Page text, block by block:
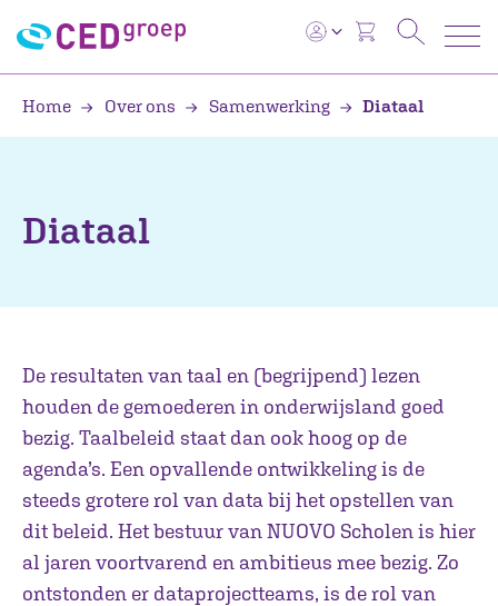
Home Over ons Samenwerking Diataal
Diataal
De resultaten van taal en (begrijpend) lezen
houden de gemoederen in onderwijsland goed
bezig. Taalbeleid staat dan ook hoog op de
agenda’s. Een opvallende ontwikkeling is de
steeds grotere rol van data bij het opstellen van
dit beleid. Het bestuur van NUOVO Scholen is hier
al jaren voortvarend en ambitieus mee bezig. Zo
ontstonden er dataprojectteams, is de rol van